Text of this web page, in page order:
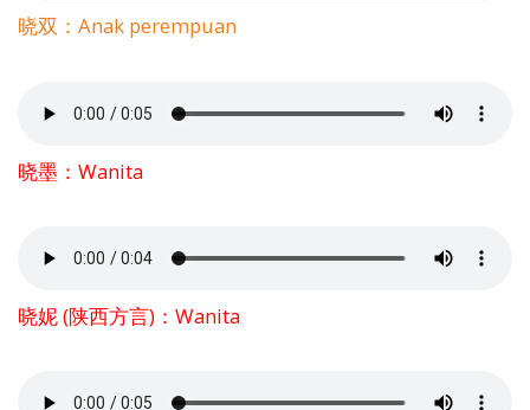
晓双：Anak perempuan
晓墨：Wanita
晓妮 (陕西方言)：Wanita